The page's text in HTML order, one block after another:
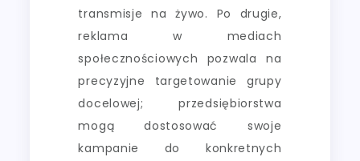
transmisje na żywo. Po drugie,
reklama w mediach
społecznościowych pozwala na
precyzyjne targetowanie grupy
docelowej; przedsiębiorstwa
mogą dostosować swoje
kampanie do konkretnych